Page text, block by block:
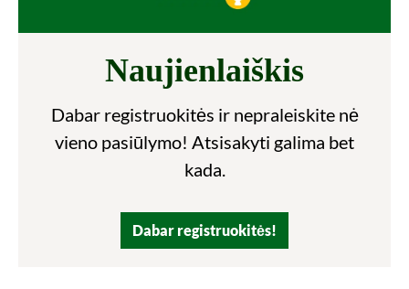
Naujienlaiškis
Dabar registruokitės ir nepraleiskite nė
vieno pasiūlymo! Atsisakyti galima bet
kada.
Dabar registruokitės!